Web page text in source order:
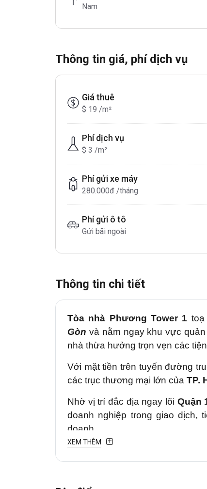
Nam
Thông tin giá, phí dịch vụ
Giá thuê
$ 19 /m²
Phí dịch vụ
$ 3 /m²
Phí gửi xe máy
280.000đ /tháng
Phí gửi ô tô
Gửi bãi ngoài
Thông tin chi tiết
Tòa nhà Phương Tower 1
Gòn và nằm ngay khu vực
nhà thừa hưởng trọn vẹn các
Với mặt tiền trên tuyến đường
các trục thương mại lớn của TP.
Nhờ vị trí đắc địa ngay lõi Quận
doanh nghiệp trong giao dịch,
doanh.
XEM THÊM